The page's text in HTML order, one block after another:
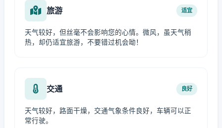
旅游 适宜
天气较好，但丝毫不会影响您的心情。微风，虽天气稍
热，却仍适宜旅游，不要错过机会呦！
交通 良好
天气较好，路面干燥，交通气象条件良好，车辆可以正
常行驶。